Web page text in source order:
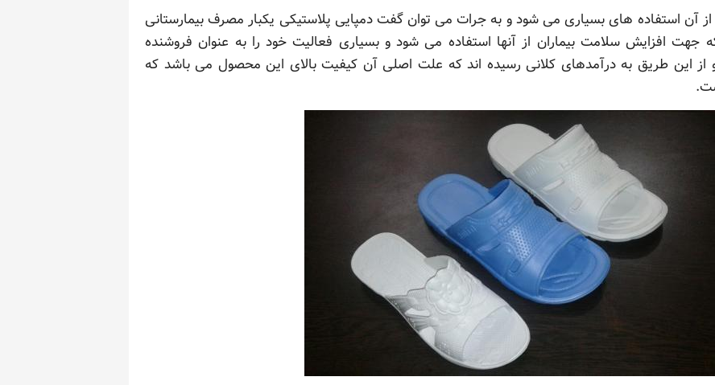
آن استفاده های بسیاری می شود و به جرات می توان گفت دمپایی پلاستیکی یکبار مصرف بیمارستانی
جهت افزایش سلامت بیماران از آنها استفاده می شود و بسیاری فعالیت خود را به عنوان فروشنده
از این طریق به درآمدهای کلانی رسیده اند که علت اصلی آن کیفیت بالای این محصول می باشد که